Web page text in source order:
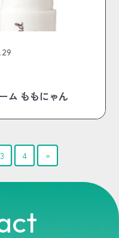
ム ももにゃん
3 4 »